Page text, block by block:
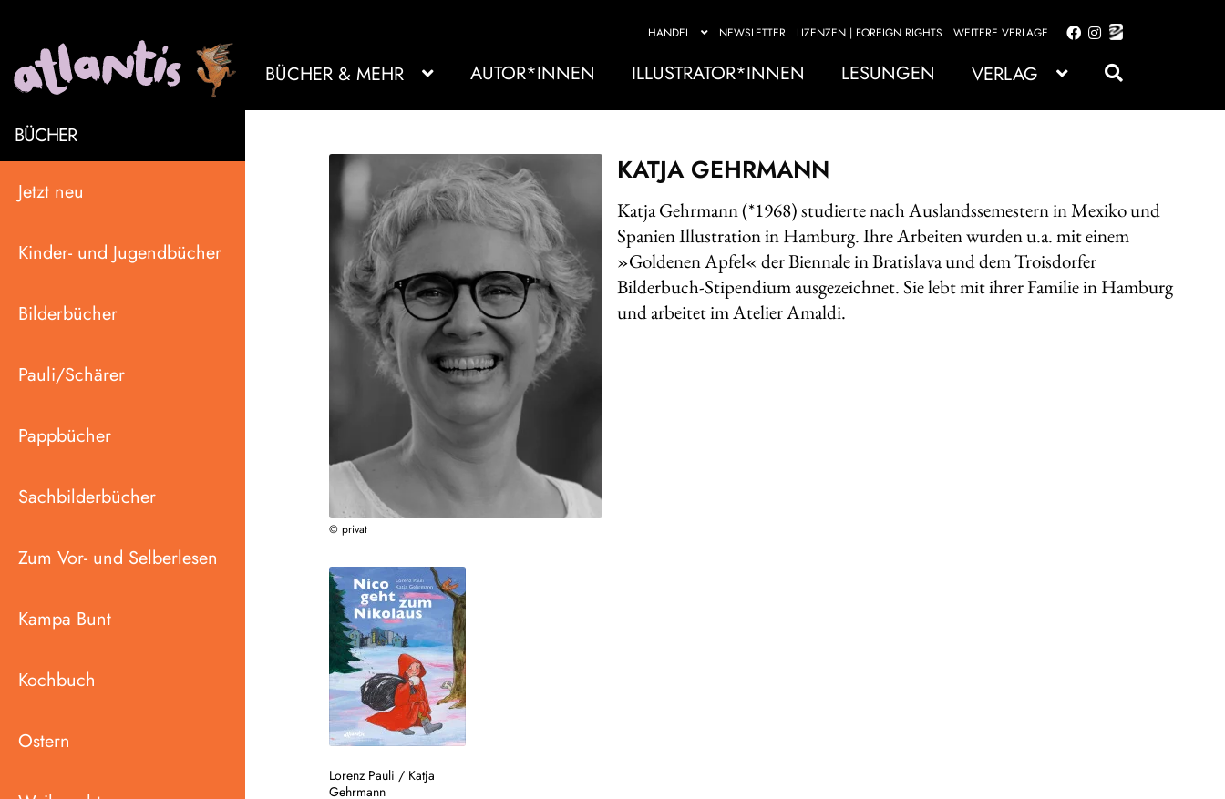
HANDEL NEWSLETTER LIZENZEN | FOREIGN RIGHTS WEITERE VERLAGE
Zur
springen
Zum
springen
BÜCHER & MEHR AUTOR*INNEN ILLUSTRATOR*INNEN LESUNGEN VERLAG
BÜCHER
Jetzt neu
Kinder- und Jugendbücher
Bilderbücher
Pauli/Schärer
Pappbücher
Sachbilderbücher
Zum Vor- und Selberlesen
Kampa Bunt
Kochbuch
Ostern
© privat
KATJA GEHRMANN
Katja Gehrmann (*1968) studierte nach Auslandssemestern in Mexiko und
Spanien Illustration in Hamburg. Ihre Arbeiten wurden u.a. mit einem
»Goldenen Apfel« der Biennale in Bratislava und dem Troisdorfer
Bilderbuch-Stipendium ausgezeichnet. Sie lebt mit ihrer Familie in Hamburg
und arbeitet im Atelier Amaldi.
Lorenz Pauli / Katja
Gehrmann